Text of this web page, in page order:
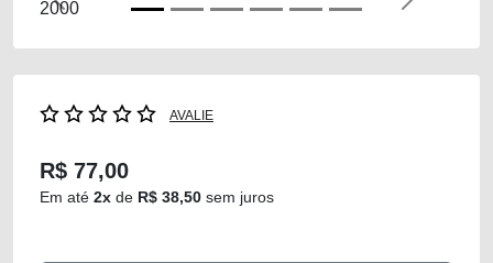
Previous Next
AVALIE
R$ 77,00
Em até 2x de R$ 38,50 sem juros